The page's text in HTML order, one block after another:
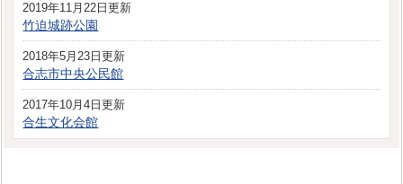
2019年11月22日更新
竹迫城跡公園
2018年5月23日更新
合志市中央公民館
2017年10月4日更新
合生文化会館